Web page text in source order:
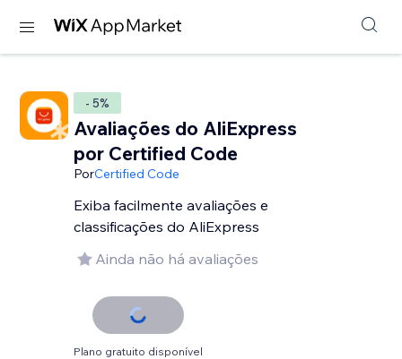
- 5%
Avaliações do AliExpress
por Certified Code
PorCertified Code
Exiba facilmente avaliações e
classificações do AliExpress
Ainda não há avaliações
Plano gratuito disponível